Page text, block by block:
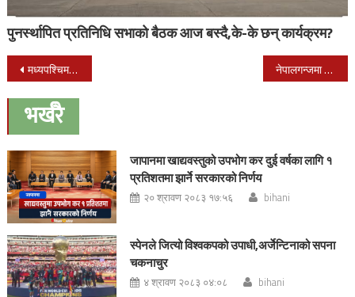
पुनर्स्थापित प्रतिनिधि सभाको बैठक आज बस्दै,के-के छन् कार्यक्रम?
Post
navigation
मध्यपश्चिम क्रिकेट क्लबले माघको पहिलो सातादेखी जिल्ला स्तरीय क्रिकेट प्रतियोगिता गर्ने नेपालगन्जमा मानव बेचबिखन सम्बन्धी २ दिने गोष्ठि सुरु
भर्खरै
जापानमा खाद्यवस्तुको उपभोग कर दुई वर्षका लागि १
प्रतिशतमा झार्ने सरकारको निर्णय
२० श्रावण २०८३ १७:५६ bihani
स्पेनले जित्यो विश्वकपको उपाधी,अर्जेन्टिनाको सपना
चकनाचुर
४ श्रावण २०८३ ०४:०८ bihani